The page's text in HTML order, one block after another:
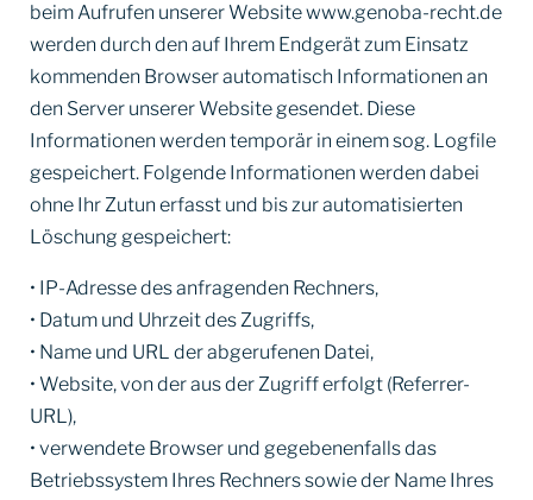
beim Aufrufen unserer Website www.genoba-recht.de
werden durch den auf Ihrem Endgerät zum Einsatz
kommenden Browser automatisch Informationen an
den Server unserer Website gesendet. Diese
Informationen werden temporär in einem sog. Logfile
gespeichert. Folgende Informationen werden dabei
ohne Ihr Zutun erfasst und bis zur automatisierten
Löschung gespeichert:
• IP-Adresse des anfragenden Rechners,
• Datum und Uhrzeit des Zugriffs,
• Name und URL der abgerufenen Datei,
• Website, von der aus der Zugriff erfolgt (Referrer-
URL),
• verwendete Browser und gegebenenfalls das
Betriebssystem Ihres Rechners sowie der Name Ihres